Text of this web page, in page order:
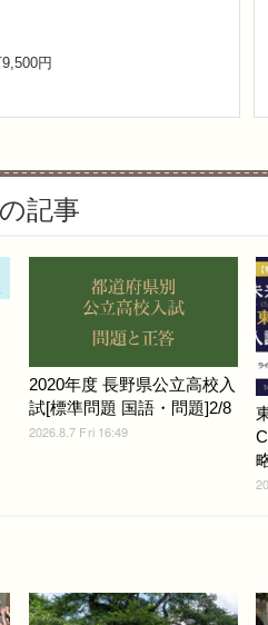
円
記事
2020年度 長野県公立高校入
試[標準問題 国語・問題]2/8
2026.8.7 Fri 16:49